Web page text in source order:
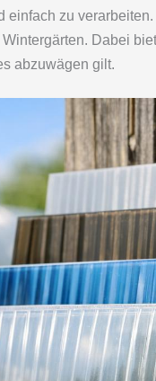
einfach zu
Dabei
abzuwägen gilt.